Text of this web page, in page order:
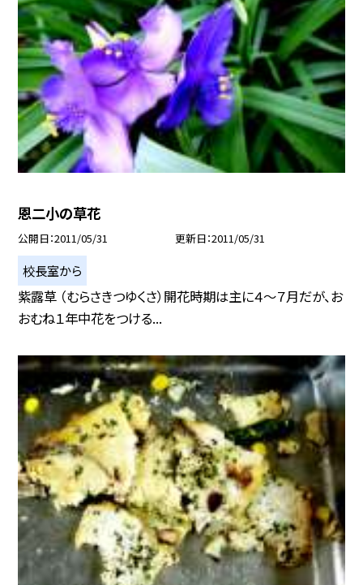
恩二小の草花
公開日 2011/05/31 更新日 2011/05/31
校長室から
紫露草 （むらさきつゆくさ）開花時期は主に４〜７月だが、お
おむね１年中花をつける...